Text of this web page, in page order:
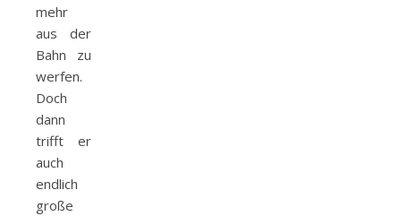
mehr
aus der
Bahn zu
werfen.
Doch
dann
trifft er
auch
endlich
große